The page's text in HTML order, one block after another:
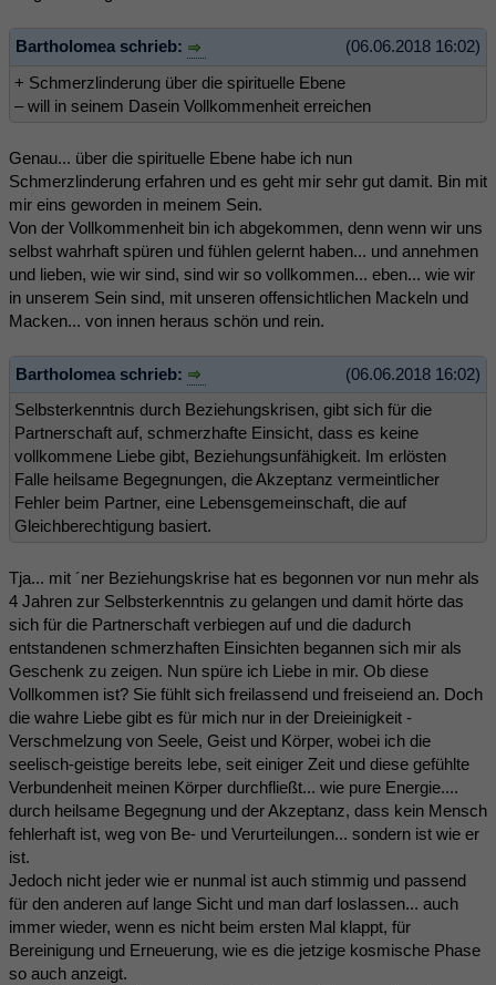
(06.06.2018 16:02)
Bartholomea schrieb:
+ Schmerzlinderung über die spirituelle Ebene
– will in seinem Dasein Vollkommenheit erreichen
Genau... über die spirituelle Ebene habe ich nun
Schmerzlinderung erfahren und es geht mir sehr gut damit. Bin mit
mir eins geworden in meinem Sein.
Von der Vollkommenheit bin ich abgekommen, denn wenn wir uns
selbst wahrhaft spüren und fühlen gelernt haben... und annehmen
und lieben, wie wir sind, sind wir so vollkommen... eben... wie wir
in unserem Sein sind, mit unseren offensichtlichen Mackeln und
Macken... von innen heraus schön und rein.
(06.06.2018 16:02)
Bartholomea schrieb:
Selbsterkenntnis durch Beziehungskrisen, gibt sich für die
Partnerschaft auf, schmerzhafte Einsicht, dass es keine
vollkommene Liebe gibt, Beziehungsunfähigkeit. Im erlösten
Falle heilsame Begegnungen, die Akzeptanz vermeintlicher
Fehler beim Partner, eine Lebensgemeinschaft, die auf
Gleichberechtigung basiert.
Tja... mit ´ner Beziehungskrise hat es begonnen vor nun mehr als
4 Jahren zur Selbsterkenntnis zu gelangen und damit hörte das
sich für die Partnerschaft verbiegen auf und die dadurch
entstandenen schmerzhaften Einsichten begannen sich mir als
Geschenk zu zeigen. Nun spüre ich Liebe in mir. Ob diese
Vollkommen ist? Sie fühlt sich freilassend und freiseiend an. Doch
die wahre Liebe gibt es für mich nur in der Dreieinigkeit -
Verschmelzung von Seele, Geist und Körper, wobei ich die
seelisch-geistige bereits lebe, seit einiger Zeit und diese gefühlte
Verbundenheit meinen Körper durchfließt... wie pure Energie....
durch heilsame Begegnung und der Akzeptanz, dass kein Mensch
fehlerhaft ist, weg von Be- und Verurteilungen... sondern ist wie er
ist.
Jedoch nicht jeder wie er nunmal ist auch stimmig und passend
für den anderen auf lange Sicht und man darf loslassen... auch
immer wieder, wenn es nicht beim ersten Mal klappt, für
Bereinigung und Erneuerung, wie es die jetzige kosmische Phase
so auch anzeigt.